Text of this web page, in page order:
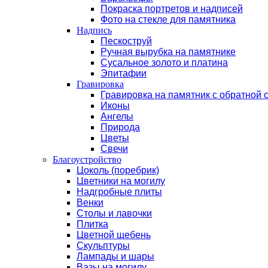
Покраска портретов и надписей
Фото на стекле для памятника
Надпись
Пескоструй
Ручная вырубка на памятнике
Сусальное золото и платина
Эпитафии
Гравировка
Гравировка на памятник с обратной
Иконы
Ангелы
Природа
Цветы
Свечи
Благоустройство
Цоколь (поребрик)
Цветники на могилу
Надгробные плиты
Венки
Столы и лавочки
Плитка
Цветной щебень
Скульптуры
Лампады и шары